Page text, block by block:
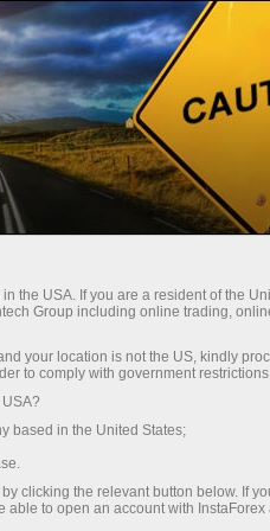
Savdo platformasi
Hamkorlar uchun
the USA. If you are a resident of the
Group including online trading,
your location is not the US, kindly
to comply with government
based in the United States;
clicking the relevant button below. If
to open an account with InstaForex